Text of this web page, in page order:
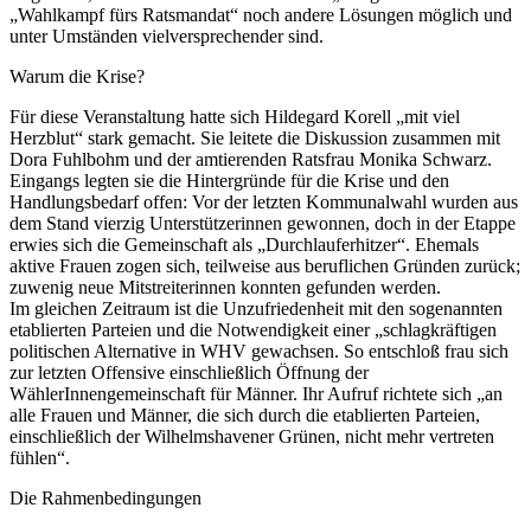
„Wahlkampf fürs Ratsmandat“ noch andere Lösungen möglich und
unter Umständen vielversprechender sind.
Warum die Krise?
Für diese Veranstaltung hatte sich Hildegard Korell „mit viel
Herzblut“ stark gemacht. Sie leitete die Diskussion zusammen mit
Dora Fuhlbohm und der amtierenden Ratsfrau Monika Schwarz.
Eingangs legten sie die Hintergründe für die Krise und den
Handlungsbedarf offen: Vor der letzten Kommunalwahl wurden aus
dem Stand vierzig Unterstützerinnen gewonnen, doch in der Etappe
erwies sich die Gemeinschaft als „Durchlauferhitzer“. Ehemals
aktive Frauen zogen sich, teilweise aus beruflichen Gründen zurück;
zuwenig neue Mitstreiterinnen konnten gefunden werden.
Im gleichen Zeitraum ist die Unzufriedenheit mit den sogenannten
etablierten Parteien und die Notwendigkeit einer „schlagkräftigen
politischen Alternative in WHV gewachsen. So entschloß frau sich
zur letzten Offensive einschließlich Öffnung der
WählerInnengemeinschaft für Männer. Ihr Aufruf richtete sich „an
alle Frauen und Männer, die sich durch die etablierten Parteien,
einschließlich der Wilhelmshavener Grünen, nicht mehr vertreten
fühlen“.
Die Rahmenbedingungen